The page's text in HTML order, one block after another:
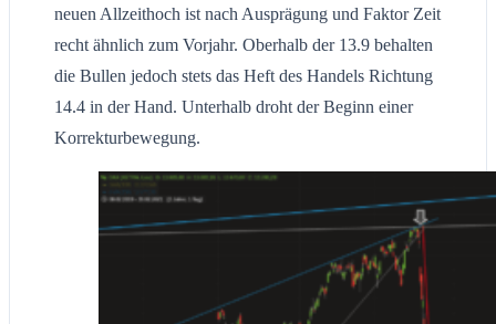
neuen Allzeithoch ist nach Ausprägung und Faktor Zeit
recht ähnlich zum Vorjahr. Oberhalb der 13.9 behalten
die Bullen jedoch stets das Heft des Handels Richtung
14.4 in der Hand. Unterhalb droht der Beginn einer
Korrekturbewegung.